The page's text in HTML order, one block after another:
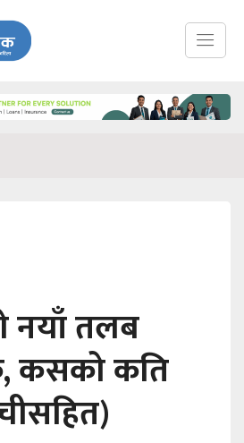
नयाँ तलब
कसको कति